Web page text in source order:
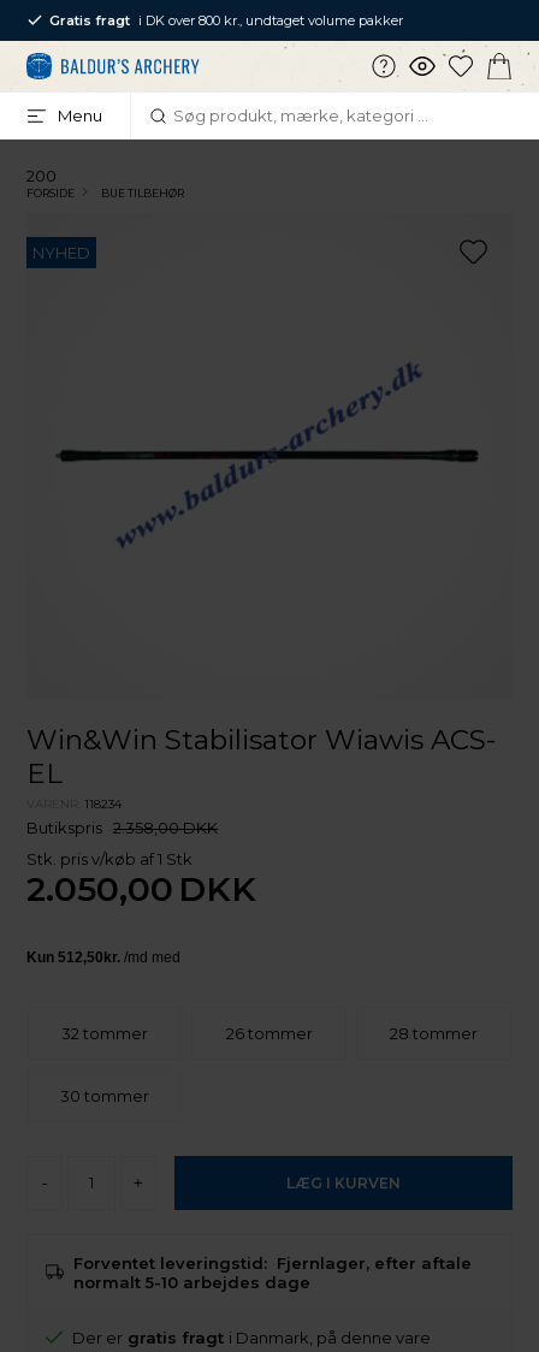
Gratis fragt i DK over 800 kr., undtaget volume pakker
Menu
200
FORSIDE BUE TILBEHØR
NYHED
Win&Win Stabilisator Wiawis ACS-
EL
118234
Butikspris 2.358,00 DKK
Stk. pris v/køb af 1 Stk
2.050,00 DKK
32 tommer 26 tommer 28 tommer
30 tommer
- +
Forventet leveringstid: Fjernlager, efter aftale
normalt 5-10 arbejdes dage
Der er gratis fragt i Danmark, på denne vare